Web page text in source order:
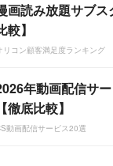
画読み放題サブ
較】
リコン顧客満足度ランキング
年動画配信サ
【徹底比較】
動画配信サービス20選